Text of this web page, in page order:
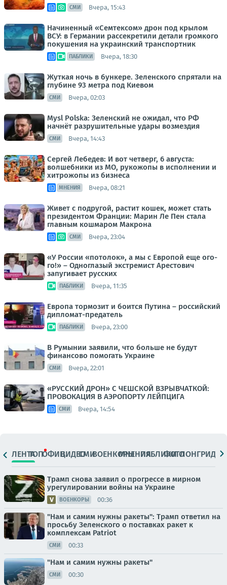
СМИ Вчера, 15:43
Начиненный «Семтексом» дрон под крылом
ВСУ: в Германии рассекретили детали громкого
покушения на украинский транспортник
ПАБЛИКИ Вчера, 18:30
Жуткая ночь в бункере. Зеленского спрятали на
глубине 93 метра под Киевом
СМИ Вчера, 02:03
Mysl Polska: Зеленский не ожидал, что РФ
начнёт разрушительные удары возмездия
СМИ Вчера, 14:43
Сергей Лебедев: И вот четверг, 6 августа:
волшебники из МО, рукожопы в исполнении и
хитрожопы из бизнеса
МНЕНИЯ Вчера, 08:21
Живет с подругой, растит кошек, может стать
президентом Франции: Марин Ле Пен стала
главным кошмаром Макрона
СМИ Вчера, 23:04
«У России «потолок», а мы с Европой еще ого-
го!» – Одноглазый экстремист Арестович
запугивает русских
ПАБЛИКИ Вчера, 11:35
Европа тормозит и боится Путина – российский
дипломат-предатель
ПАБЛИКИ Вчера, 23:00
В Румынии заявили, что больше не будут
финансово помогать Украине
СМИ Вчера, 22:01
«РУССКИЙ ДРОН» С ЧЕШСКОЙ ВЗРЫВЧАТКОЙ:
ПРОВОКАЦИЯ В АЭРОПОРТУ ЛЕЙПЦИГА
СМИ Вчера, 14:54
ЛЕНТАТОПОФИЦ.ВИДЕОСМИВОЕНКОРЫМНЕНИЯПАБЛИКИ
ФОТОЛОНГРИДЫ
Трамп снова заявил о прогрессе в мирном
урегулировании войны на Украине
ВОЕНКОРЫ 00:36
"Нам и самим нужны ракеты": Трамп ответил на
просьбу Зеленского о поставках ракет к
комплексам Patriot
СМИ 00:33
"Нам и самим нужны ракеты"
СМИ 00:30